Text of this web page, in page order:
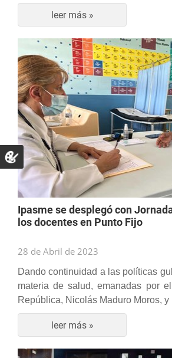
leer más »
Ipasme se desplegó con
los docentes en Punto Fijo
28 de Abril de 2023
Dando continuidad a las políticas
materia de salud, emanadas por
República, Nicolás Maduro Moros, y
leer más »